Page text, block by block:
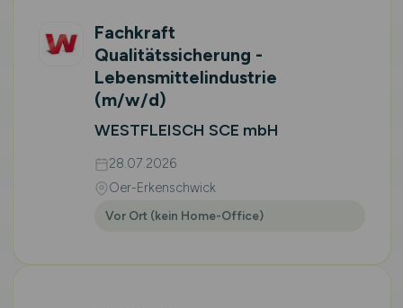
Fachkraft
Qualitätssicherung -
Lebensmittelindustrie
(m/w/d)
WESTFLEISCH SCE mbH
28.07.2026
Oer-Erkenschwick
Vor Ort (kein Home-Office)